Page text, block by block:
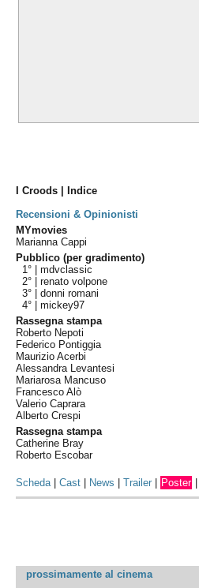
I Croods | Indice
Recensioni & Opinionisti
MYmovies
Marianna Cappi
Pubblico (per gradimento)
1° |mdvclassic
2° |renato volpone
3° |donni romani
4° |mickey97
Rassegna stampa
Roberto Nepoti
Federico Pontiggia
Maurizio Acerbi
Alessandra Levantesi
Mariarosa Mancuso
Francesco Alò
Valerio Caprara
Alberto Crespi
Rassegna stampa
Catherine Bray
Roberto Escobar
Scheda|Cast News |Trailer Poster
prossimamente al cinema